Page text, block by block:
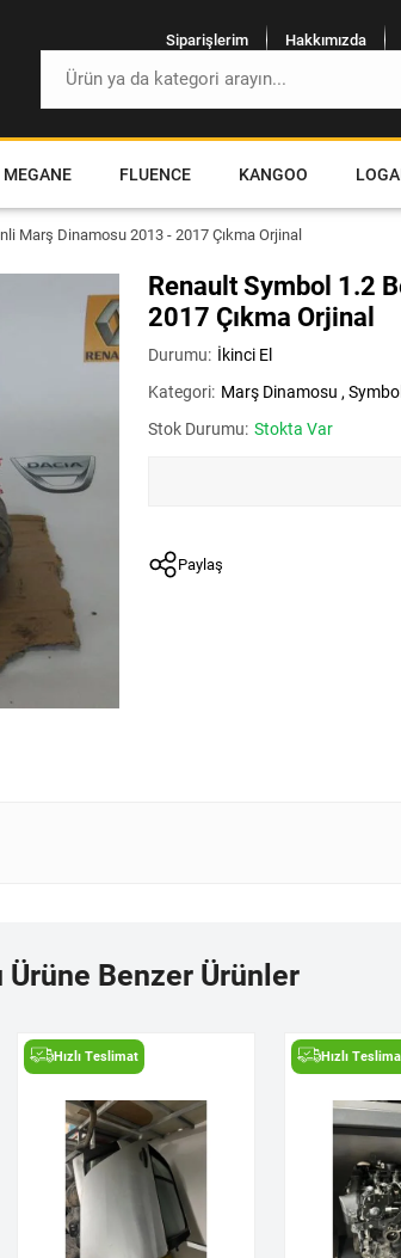
Siparişlerim Hakkımızda
MEGANE FLUENCE KANGOO
Marş Dinamosu 2013 - 2017 Çıkma Orjinal
Renault Symbol 1.2
2017 Çıkma Orjinal
Durumu: İkinci El
Kategori: Marş Dinamosu , Symbol
Stok Durumu: Stokta Var
Paylaş
Ürüne Benzer Ürünler
Hızlı Teslimat Hızlı